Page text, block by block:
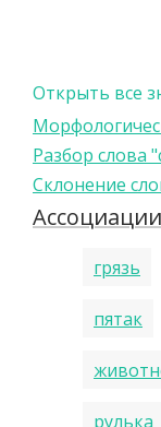
Открыть все
Разбор слова
Склонение
грязь
пятак
рулька